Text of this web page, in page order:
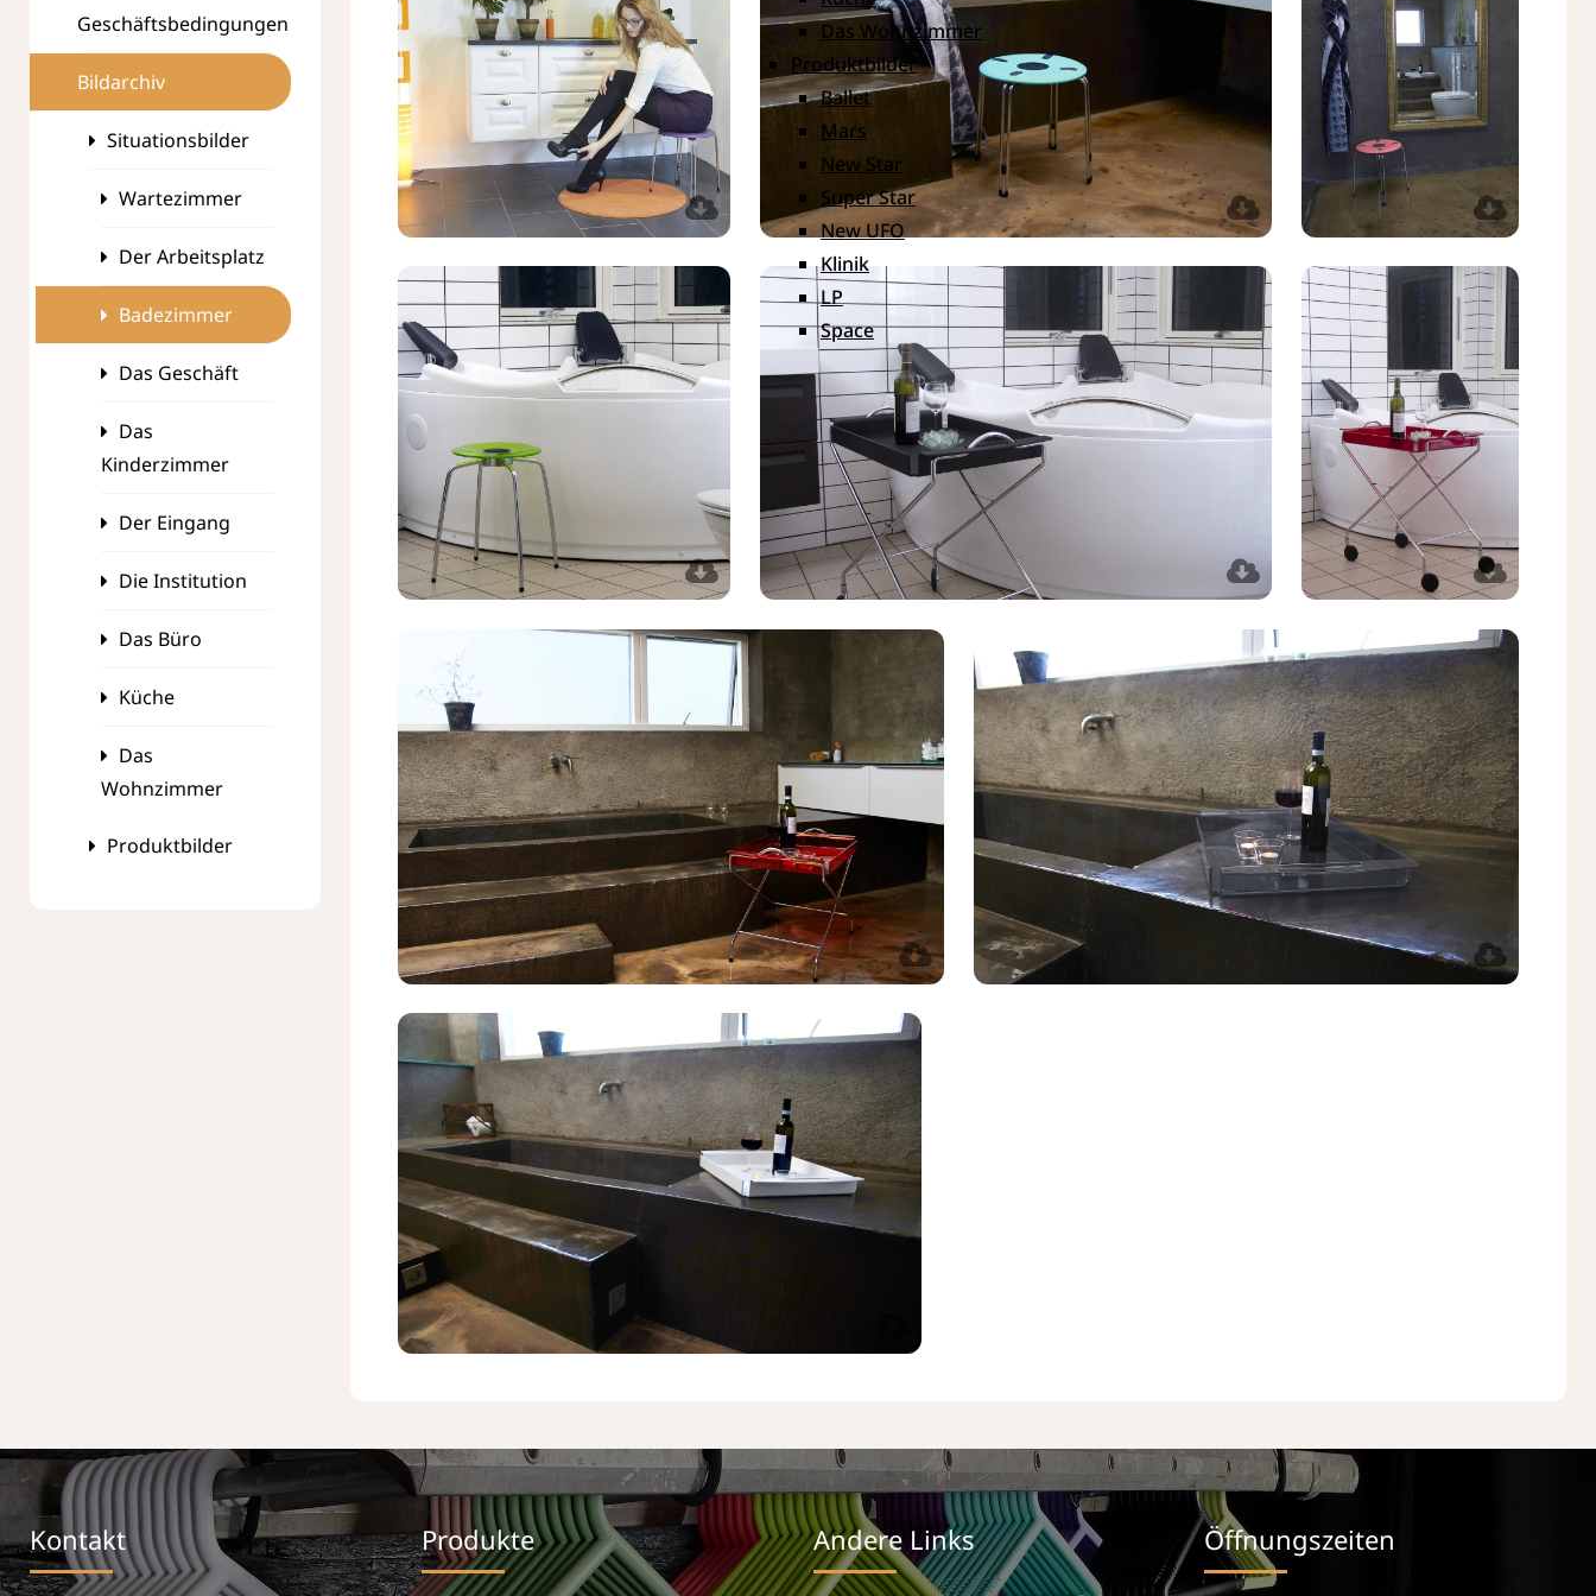
Das Wohnzimmer
Produktbilder
Ballet
Mars
New Star
Super Star
New UFO
Klinik
LP
Space
Geschäftsbedingungen
Bildarchiv
Situationsbilder
Wartezimmer
Der Arbeitsplatz
Badezimmer
Das Geschäft
Das
Kinderzimmer
Der Eingang
Die Institution
Das Büro
Küche
Das
Wohnzimmer
Produktbilder
Kontakt Produkte Andere Links Öffnungszeiten